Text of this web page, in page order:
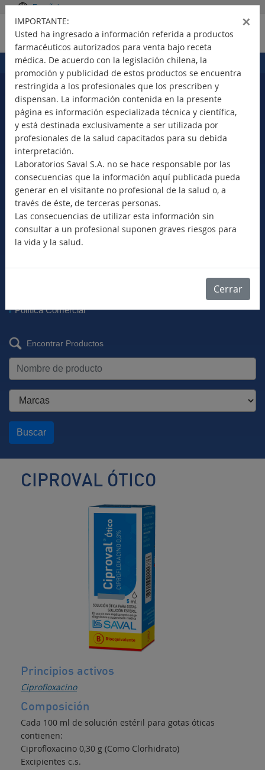
Español
Portada > Productos
Seleccione su país
Nuevos Productos
Marca Comercial
Principio Activo
Clase Terapéutica
Bioequivalentes
Descargar Vademécum
Política Comercial
Encontrar Productos
Buscar
×
IMPORTANTE:
Usted ha ingresado a información referida a productos
farmacéuticos autorizados para venta bajo receta
médica. De acuerdo con la legislación chilena, la
promoción y publicidad de estos productos se encuentra
restringida a los profesionales que los prescriben y
dispensan. La información contenida en la presente
página es información especializada técnica y científica,
y está destinada exclusivamente a ser utilizada por
profesionales de la salud capacitados para su debida
interpretación.
Laboratorios Saval S.A. no se hace responsable por las
consecuencias que la información aquí publicada pueda
generar en el visitante no profesional de la salud o, a
través de éste, de terceras personas.
Las consecuencias de utilizar esta información sin
consultar a un profesional suponen graves riesgos para
la vida y la salud.
Cerrar
CIPROVAL ÓTICO
Principios activos
Ciprofloxacino
Composición
Cada 100 ml de solución estéril para gotas óticas
contienen:
Ciprofloxacino 0,30 g (Como Clorhidrato)
Excipientes c.s.